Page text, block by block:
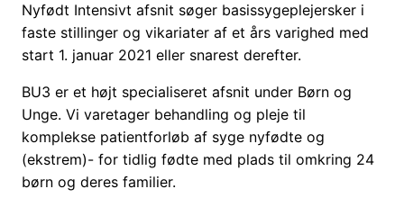
Nyfødt Intensivt afsnit søger basissygeplejersker i
faste stillinger og vikariater af et års varighed med
start 1. januar 2021 eller snarest derefter.
BU3 er et højt specialiseret afsnit under Børn og
Unge. Vi varetager behandling og pleje til
komplekse patientforløb af syge nyfødte og
(ekstrem)- for tidlig fødte med plads til omkring 24
børn og deres familier.